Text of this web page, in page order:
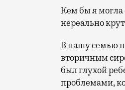
Кем бы я могла
нереально
В нашу семью
вторичным
был глухой
проблемами,